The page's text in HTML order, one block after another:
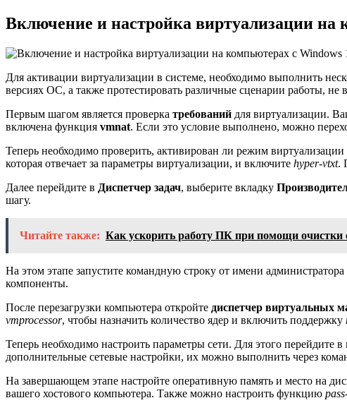
Включение и настройка виртуализации на
Для активации виртуализации в системе, необходимо выполнить
версиях ОС, а также протестировать различные сценарии работы, не
Первым шагом является проверка требований для виртуализации.
включена функция vmnat. Если это условие выполнено, можно
Теперь необходимо проверить, активирован ли режим виртуализации
которая отвечает за параметры виртуализации, и включите hyper-vtxt.
Далее перейдите в Диспетчер задач, выберите вкладку
шагу.
Читайте также: Как ускорить работу ПК при помощи
На этом этапе запустите командную строку от имени
компоненты.
После перезагрузки компьютера откройте диспетчер виртуальных
vmprocessor, чтобы назначить количество ядер и включить поддержку
Теперь необходимо настроить параметры сети. Для этого перейдите
дополнительные сетевые настройки, их можно выполнить через
На завершающем этапе настройте оперативную память и место на
вашего хостового компьютера. Также можно настроить функцию